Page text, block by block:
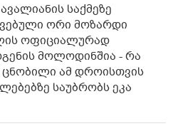
საქმეზე
ორი მოზარდი
ოფიციალურად
მოლოდინშია - რა
ცნობილი ამ დროისთვის
საუბრობს ეკა